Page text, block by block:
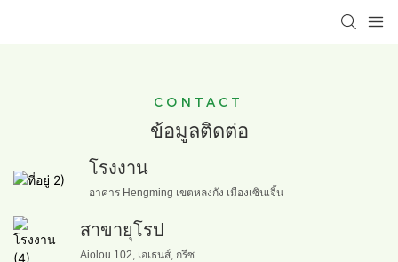
CONTACT
ข้อมูลติดต่อ
โรงงาน
อาคาร Hengming เขตหลงกัง เมืองเซินเจิ้น
สาขายุโรป
Aiolou 102, เอเธนส์, กรีซ